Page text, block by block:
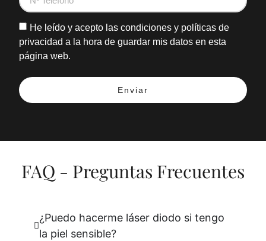
He leído y acepto las condiciones y políticas de
privacidad a la hora de guardar mis datos en esta
página web.
Enviar
FAQ - Preguntas Frecuentes
¿Puedo hacerme láser diodo si tengo
la piel sensible?